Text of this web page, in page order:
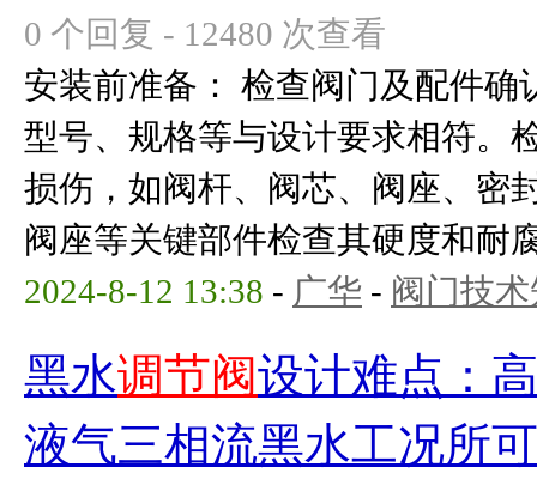
0 个回复 - 12480 次查看
安装前准备： 检查阀门及配件确
型号、规格等与设计要求相符。
损伤，如阀杆、阀芯、阀座、密
阀座等关键部件检查其硬度和耐
2024-8-12 13:38 - 广华 - 阀门技
黑水调节阀设计难点：
液气三相流黑水工况所